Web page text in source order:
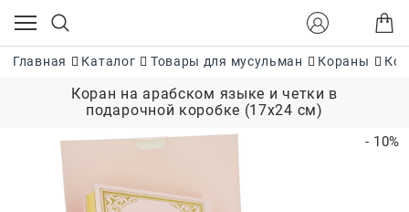
Главная Каталог Товары для мусульман Кораны
Коран на арабском языке и четки в
подарочной коробке (17х24 см)
- 10%